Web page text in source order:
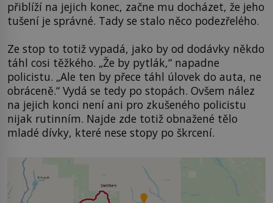
přiblíží na jejich konec, začne mu docházet, že jeho
tušení je správné. Tady se stalo něco podezřelého.
Ze stop to totiž vypadá, jako by od dodávky někdo
táhl cosi těžkého. „Že by pytlák,“ napadne
policistu. „Ale ten by přece táhl úlovek do auta, ne
obráceně.“ Vydá se tedy po stopách. Ovšem nález
na jejich konci není ani pro zkušeného policistu
nijak rutinním. Najde zde totiž obnažené tělo
mladé dívky, které nese stopy po škrcení.